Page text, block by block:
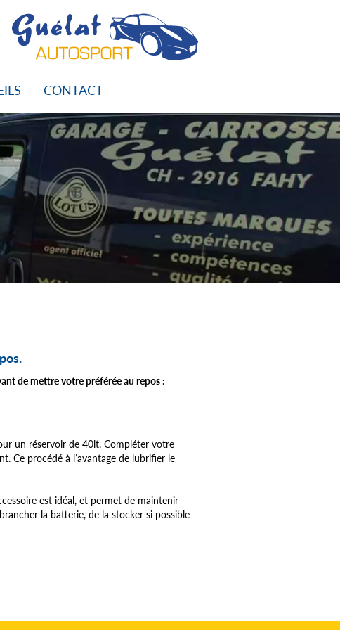
CONTACT
de mettre votre préférée au repos :
un réservoir de 40lt. Compléter votre
Ce procédé à l’avantage de lubrifier le
est idéal, et permet de maintenir
la batterie, de la stocker si possible